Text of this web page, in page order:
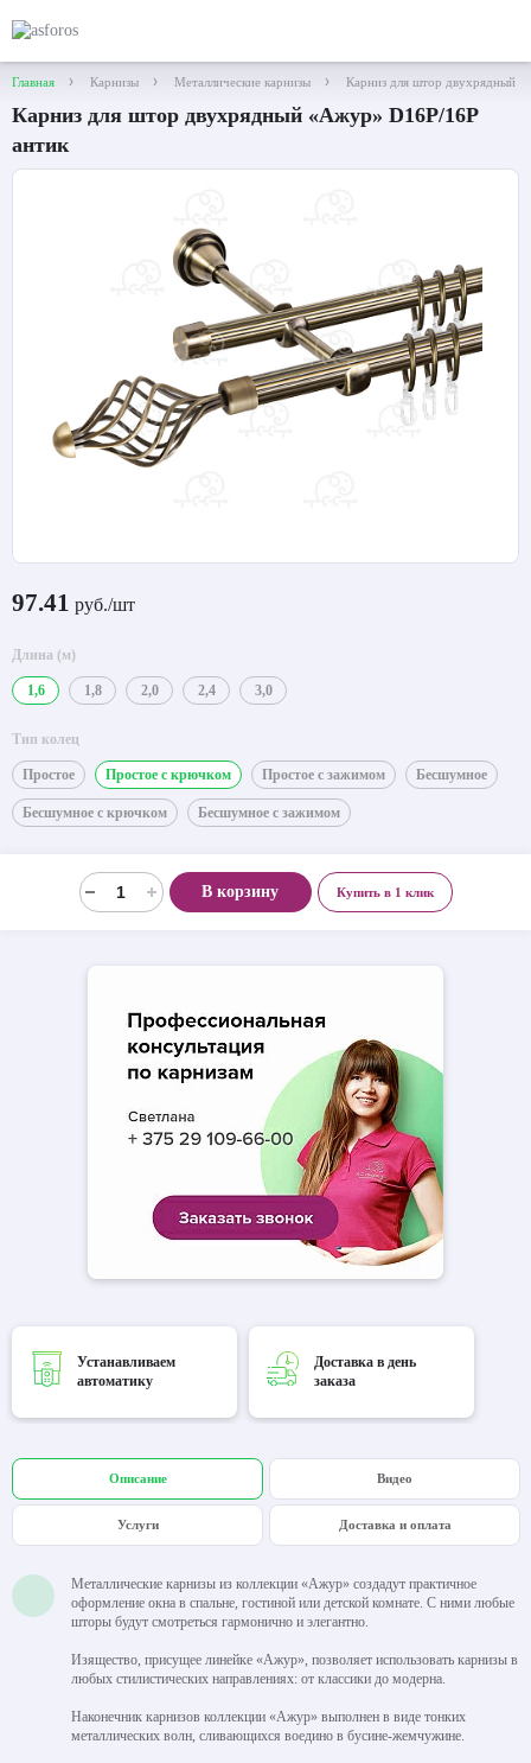
Главная Карнизы Металлические карнизы Карниз для штор двухрядный
Карниз для штор двухрядный «Ажур» D16Р/16Р
антик
97.41 руб./шт
Длина (м)
1,6 1,8 2,0 2,4 3,0
Тип колец
Простое Простое с крючком Простое с зажимом Бесшумное
Бесшумное с крючком Бесшумное с зажимом
В корзину Купить в 1 клик
Устанавливаем
автоматику
Доставка в день
заказа
Описание Видео
Услуги Доставка и оплата
Металлические карнизы из коллекции «Ажур» создадут практичное
оформление окна в спальне, гостиной или детской комнате. С ними любые
шторы будут смотреться гармонично и элегантно.
Изящество, присущее линейке «Ажур», позволяет использовать карнизы в
любых стилистических направлениях: от классики до модерна.
Наконечник карнизов коллекции «Ажур» выполнен в виде тонких
металлических волн, сливающихся воедино в бусине-жемчужине.